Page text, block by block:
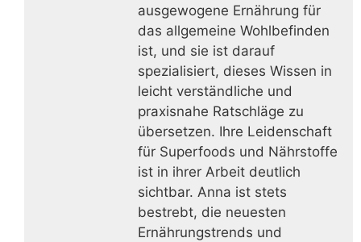
ausgewogene Ernährung für
das allgemeine Wohlbefinden
ist, und sie ist darauf
spezialisiert, dieses Wissen in
leicht verständliche und
praxisnahe Ratschläge zu
übersetzen. Ihre Leidenschaft
für Superfoods und Nährstoffe
ist in ihrer Arbeit deutlich
sichtbar. Anna ist stets
bestrebt, die neuesten
Ernährungstrends und